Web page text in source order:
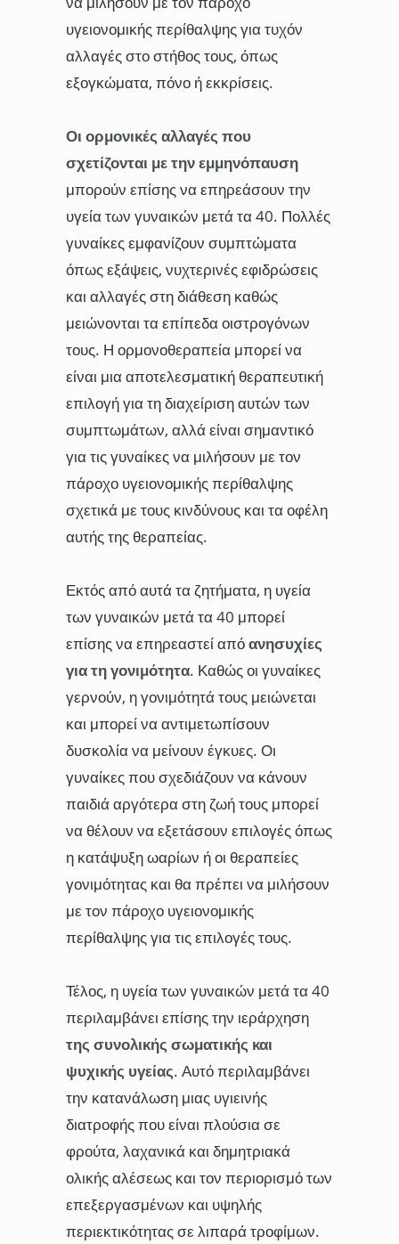
υγειονομικής περίθαλψης για τυχόν
αλλαγές στο στήθος τους, όπως
εξογκώματα, πόνο ή εκκρίσεις.
Οι ορμονικές αλλαγές που
σχετίζονται με την εμμηνόπαυση
μπορούν επίσης να επηρεάσουν την
υγεία των γυναικών μετά τα 40. Πολλές
γυναίκες εμφανίζουν συμπτώματα
όπως εξάψεις, νυχτερινές εφιδρώσεις
και αλλαγές στη διάθεση καθώς
μειώνονται τα επίπεδα οιστρογόνων
τους. Η ορμονοθεραπεία μπορεί να
είναι μια αποτελεσματική θεραπευτική
επιλογή για τη διαχείριση αυτών των
συμπτωμάτων, αλλά είναι σημαντικό
για τις γυναίκες να μιλήσουν με τον
πάροχο υγειονομικής περίθαλψης
σχετικά με τους κινδύνους και τα οφέλη
αυτής της θεραπείας.
Εκτός από αυτά τα ζητήματα, η υγεία
των γυναικών μετά τα 40 μπορεί
επίσης να επηρεαστεί απόανησυχίες
για τη γονιμότητα. Καθώς οι γυναίκες
γερνούν, η γονιμότητά τους μειώνεται
και μπορεί να αντιμετωπίσουν
δυσκολία να μείνουν έγκυες. Οι
γυναίκες που σχεδιάζουν να κάνουν
παιδιά αργότερα στη ζωή τους μπορεί
να θέλουν να εξετάσουν επιλογές όπως
η κατάψυξη ωαρίων ή οι θεραπείες
γονιμότητας και θα πρέπει να μιλήσουν
με τον πάροχο υγειονομικής
περίθαλψης για τις επιλογές τους.
Τέλος, η υγεία των γυναικών μετά τα 40
περιλαμβάνει επίσης την ιεράρχηση
της συνολικής σωματικής και
ψυχικής υγείας. Αυτό περιλαμβάνει
την κατανάλωση μιας υγιεινής
διατροφής που είναι πλούσια σε
φρούτα, λαχανικά και δημητριακά
ολικής αλέσεως και τον περιορισμό των
επεξεργασμένων και υψηλής
περιεκτικότητας σε λιπαρά τροφίμων.